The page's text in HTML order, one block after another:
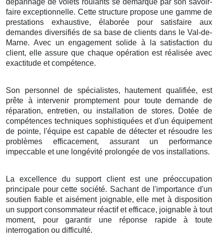
dépannage de volets roulants se démarque par son savoir-
faire exceptionnelle. Cette structure propose une gamme de
prestations exhaustive, élaborée pour satisfaire aux
demandes diversifiés de sa base de clients dans le Val-de-
Marne. Avec un engagement solide à la satisfaction du
client, elle assure que chaque opération est réalisée avec
exactitude et compétence.
Son personnel de spécialistes, hautement qualifiée, est
prête à intervenir promptement pour toute demande de
réparation, entretien, ou installation de stores. Dotée de
compétences techniques sophistiquées et d'un équipement
de pointe, l'équipe est capable de détecter et résoudre les
problèmes efficacement, assurant un performance
impeccable et une longévité prolongée de vos installations.
La excellence du support client est une préoccupation
principale pour cette société. Sachant de l'importance d'un
soutien fiable et aisément joignable, elle met à disposition
un support consommateur réactif et efficace, joignable à tout
moment, pour garantir une réponse rapide à toute
interrogation ou difficulté.